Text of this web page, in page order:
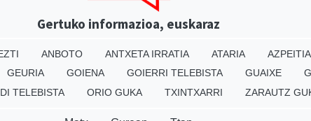
Gertuko informazioa, euskaraz
ANBOTO ANTXETA IRRATIA ATARIA
GEURIA GOIENA GOIERRI TELEBISTA GUAIXE
TELEBISTA ORIO GUKA TXINTXARRI ZARAUTZ